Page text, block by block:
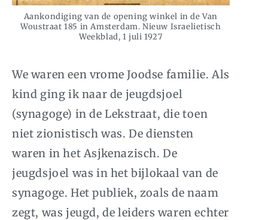
Aankondiging van de opening winkel in de Van
Woustraat 185 in Amsterdam. Nieuw Israelietisch
Weekblad, 1 juli 1927
We waren een vrome Joodse familie. Als
kind ging ik naar de jeugdsjoel
(synagoge) in de Lekstraat, die toen
niet zionistisch was. De diensten
waren in het Asjkenazisch. De
jeugdsjoel was in het bijlokaal van de
synagoge. Het publiek, zoals de naam
zegt, was jeugd, de leiders waren echter